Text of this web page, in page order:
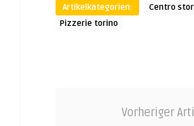
Artikelkategorien:
Centro
Pizzerie torino
Vorheriger